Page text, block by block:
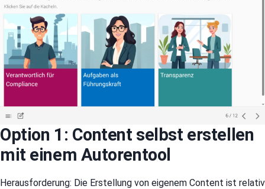
Option 1: Content selbst erstellen
mit einem Autorentool
Herausforderung: Die Erstellung von eigenem Content ist relativ